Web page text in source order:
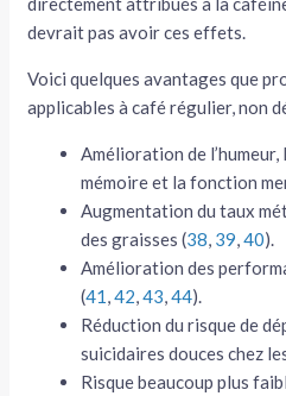
devrait pas avoir ces effets.
Voici quelques avantages que
applicables à café régulier, non
Amélioration de
mémoire et la fonction
Augmentation du taux
des graisses (38, 39,40).
Amélioration des
(41,42,43,44).
Réduction du risque de
suicidaires douces chez
Risque beaucoup plus